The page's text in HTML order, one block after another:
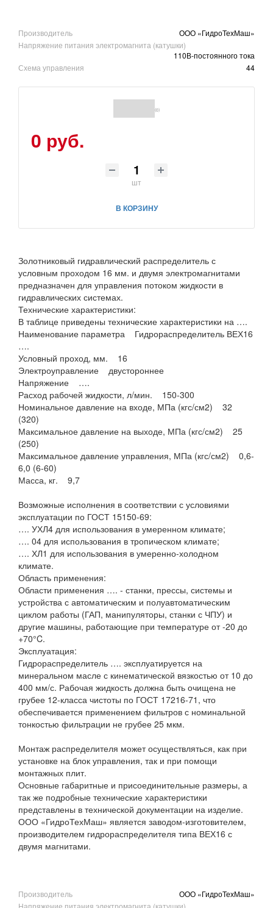
Производитель
ООО «ГидроТехМаш»
Напряжение питания электромагнита (катушки)
110В-постоянного тока
Схема управления
44
(0)
0 руб.
шт
В КОРЗИНУ
Золотниковый гидравлический распределитель с
условным проходом 16 мм. и двумя электромагнитами
предназначен для управления потоком жидкости в
гидравлических системах.
Технические характеристики:
В таблице приведены технические характеристики на ….
Наименование параметра Гидрораспределитель ВЕХ16
….
Условный проход, мм. 16
Электроуправление двустороннее
Напряжение ….
Расход рабочей жидкости, л/мин. 150-300
Номинальное давление на входе, МПа (кгс/см2) 32
(320)
Максимальное давление на выходе, МПа (кгс/см2) 25
(250)
Максимальное давление управления, МПа (кгс/см2) 0,6-
6,0 (6-60)
Масса, кг. 9,7
Возможные исполнения в соответствии с условиями
эксплуатации по ГОСТ 15150-69:
…. УХЛ4 для использования в умеренном климате;
…. 04 для использования в тропическом климате;
…. ХЛ1 для использования в умеренно-холодном
климате.
Область применения:
Области применения …. - станки, прессы, системы и
устройства с автоматическим и полуавтоматическим
циклом работы (ГАП, манипуляторы, станки с ЧПУ) и
другие машины, работающие при температуре от -20 до
+70°C.
Эксплуатация:
Гидрораспределитель …. эксплуатируется на
минеральном масле с кинематической вязкостью от 10 до
400 мм/с. Рабочая жидкость должна быть очищена не
грубее 12-класса чистоты по ГОСТ 17216-71, что
обеспечивается применением фильтров с номинальной
тонкостью фильтрации не грубее 25 мкм.
Монтаж распределителя может осуществляться, как при
установке на блок управления, так и при помощи
монтажных плит.
Основные габаритные и присоединительные размеры, а
так же подробные технические характеристики
представлены в технической документации на изделие.
ООО «ГидроТехМаш» является заводом-изготовителем,
производителем гидрораспределителя типа ВЕХ16 с
двумя магнитами.
Производитель
ООО «ГидроТехМаш»
Напряжение питания электромагнита (катушки)